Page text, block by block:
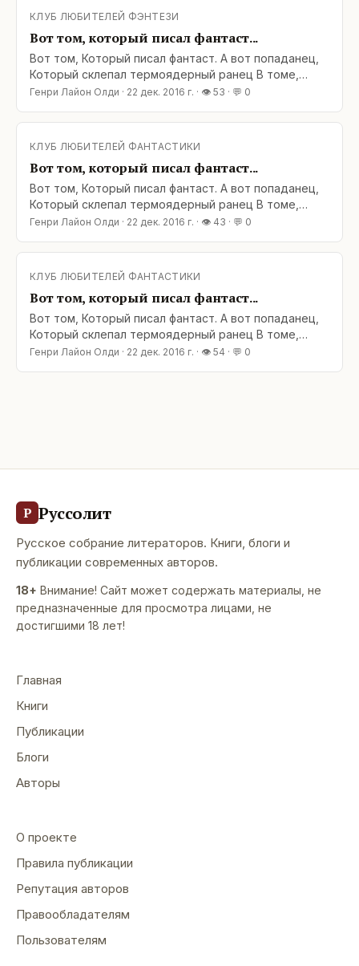
редкий в наших широтах зверь: «Science Fantasy»
или «научная фэнтези». Обычно
КЛУБ ЛЮБИТЕЛЕЙ ФЭНТЕЗИ
Вот том, который писал фантаст...
Вот том, Который писал фантаст. А вот попаданец,
Который склепал термоядерный ранец В томе,
Который писал фантаст. А это три гнома, три мелких
Который создатель летучего ранца, В томе,
Который писал фантаст. Вот скот, Который мутант с
ДНК померанца, Которого любят три гнома-
засранца, Которым охота
Генри Лайон Олди · 22 дек. 2016 г. · 👁 53 · 💬 0
КЛУБ ЛЮБИТЕЛЕЙ ФАНТАСТИКИ
Вот том, который писал фантаст...
Вот том, Который писал фантаст. А вот попаданец,
Который склепал термоядерный ранец В томе,
Который писал фантаст. А это три гнома, три мелких
Который создатель летучего ранца, В томе,
Который писал фантаст. Вот скот, Который мутант с
ДНК померанца, Которого любят три гнома-
засранца, Которым охота прибить попаданца
Генри Лайон Олди · 22 дек. 2016 г. · 👁 43 · 💬 0
КЛУБ ЛЮБИТЕЛЕЙ ФАНТАСТИКИ
Вот том, который писал фантаст...
Вот том, Который писал фантаст. А вот попаданец,
Который склепал термоядерный ранец В томе,
Который писал фантаст. А это три гнома, три мелких
Генри Лайон Олди · 22 дек. 2016 г. · 👁 54 · 💬 0
Р Руссолит
Русское собрание литераторов. Книги, блоги и
публикации современных авторов.
18+ Внимание! Сайт может содержать материалы, не
предназначенные для просмотра лицами, не
достигшими 18 лет!
Главная
Книги
Публикации
Блоги
Авторы
О проекте
Правила публикации
Репутация авторов
Правообладателям
Пользователям